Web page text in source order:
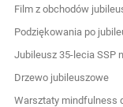
Film z obchodów
Podziękowania po
Jubileusz 35-lecia SSP
Drzewo jubileuszowe
Warsztaty mindfulness